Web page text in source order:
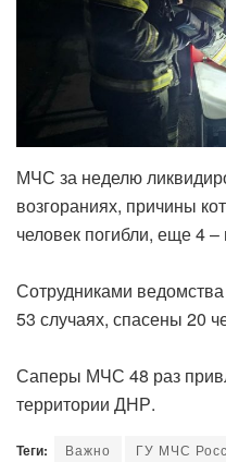
МЧС за неделю
возгораниях, причины
человек погибли, еще 4 –
Сотрудниками
53 случаях, спасены 20
Саперы МЧС 48 раз
территории ДНР.
Теги: Важно
ГУ МЧС